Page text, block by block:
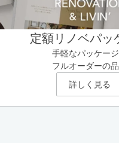
定額リノベパッ
手軽なパッケー
フルオーダーの
詳しく見る